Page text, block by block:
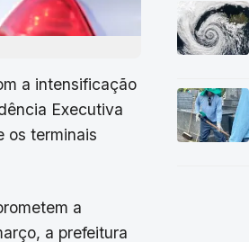
a intensificação
Executiva
os terminais
a
a prefeitura